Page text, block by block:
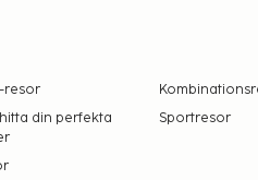
resor
din perfekta
Sportresor